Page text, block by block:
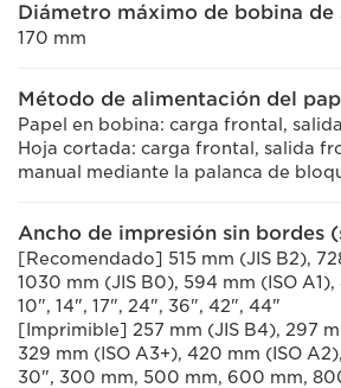
Diámetro máximo de bobina de
170 mm
Método de alimentación del
Papel en bobina: carga frontal,
Hoja cortada: carga frontal, salida
manual mediante la palanca de
Ancho de impresión sin bordes
[Recomendado] 515 mm (JIS B2),
1030 mm (JIS B0), 594 mm (ISO A1),
10", 14", 17", 24", 36", 42", 44"
[Imprimible] 257 mm (JIS B4), 297
329 mm (ISO A3+), 420 mm (ISO
30", 300 mm, 500 mm, 600 mm,